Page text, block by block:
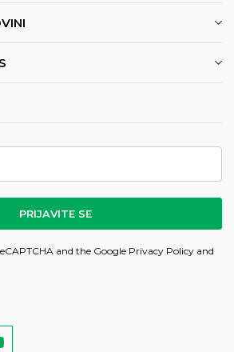
PRIJAVITE SE
and the Google Privacy Policy and